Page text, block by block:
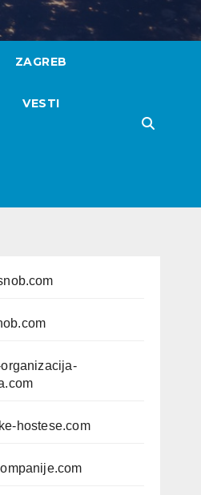
ZAGREB
VESTI
hostese.com